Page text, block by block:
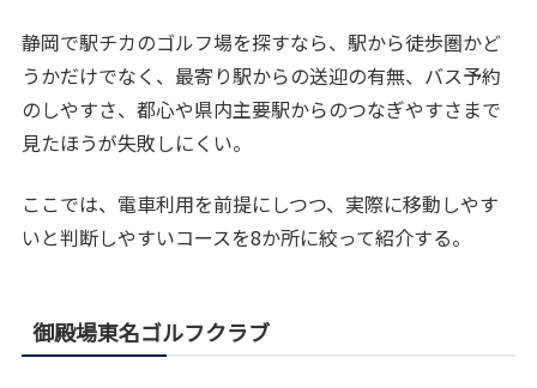
静岡で駅チカのゴルフ場を探すなら、駅から徒歩圏かど
うかだけでなく、最寄り駅からの送迎の有無、バス予約
のしやすさ、都心や県内主要駅からのつなぎやすさまで
見たほうが失敗しにくい。
ここでは、電車利用を前提にしつつ、実際に移動しやす
いと判断しやすいコースを8か所に絞って紹介する。
御殿場東名ゴルフクラブ